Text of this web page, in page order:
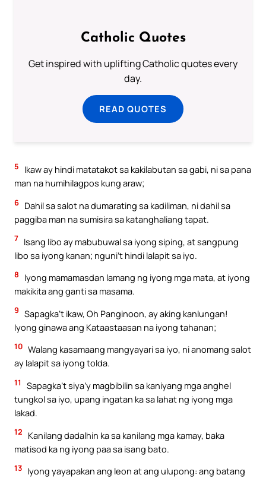
Catholic Quotes
Get inspired with uplifting Catholic quotes every
day.
READ QUOTES
5
Ikaw ay hindi matatakot sa kakilabutan sa gabi, ni sa pana
man na humihilagpos kung araw;
6 Dahil sa salot na dumarating sa kadiliman, ni dahil sa
paggiba man na sumisira sa katanghaliang tapat.
7 Isang libo ay mabubuwal sa iyong siping, at sangpung
libo sa iyong kanan; nguni’t hindi lalapit sa iyo.
8
Iyong mamamasdan lamang ng iyong mga mata, at iyong
makikita ang ganti sa masama.
9 Sapagka’t ikaw, Oh Panginoon, ay aking kanlungan!
Iyong ginawa ang Kataastaasan na iyong tahanan;
10 Walang kasamaang mangyayari sa iyo, ni anomang salot
ay lalapit sa iyong tolda.
11
Sapagka’t siya’y magbibilin sa kaniyang mga anghel
tungkol sa iyo, upang ingatan ka sa lahat ng iyong mga
lakad.
12
Kanilang dadalhin ka sa kanilang mga kamay, baka
matisod ka ng iyong paa sa isang bato.
13 Iyong yayapakan ang leon at ang ulupong: ang batang